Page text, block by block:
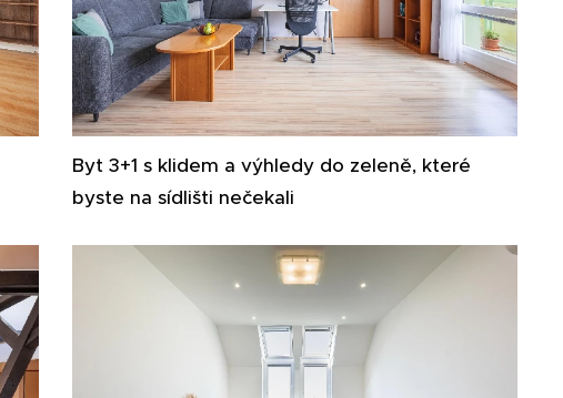
Byt 3+1 s klidem a výhledy do zeleně, které
byste na sídlišti nečekali